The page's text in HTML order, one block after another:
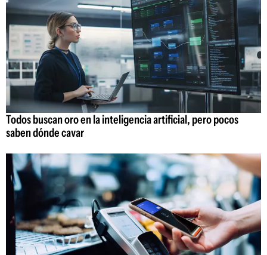
Todos buscan oro en la inteligencia artificial, pero pocos
saben dónde cavar